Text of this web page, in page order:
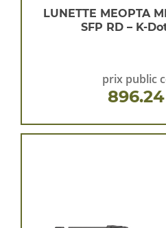
LUNETTE MEOPTA
SFP RD – K-
prix public